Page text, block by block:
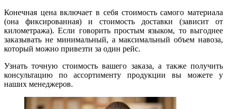
Конечная цена включает в себя стоимость самого материала
(она фиксированная) и стоимость доставки (зависит от
километража). Если говорить простым языком, то выгоднее
заказывать не минимальный, а максимальный объем навоза,
который можно привезти за один рейс.
Узнать точную стоимость вашего заказа, а также получить
консультацию по ассортименту продукции вы можете у
наших менеджеров.